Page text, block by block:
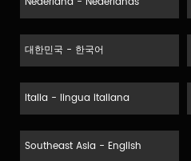
대한민국 - 한국어
Italia - lingua italiana
Southeast Asia - English